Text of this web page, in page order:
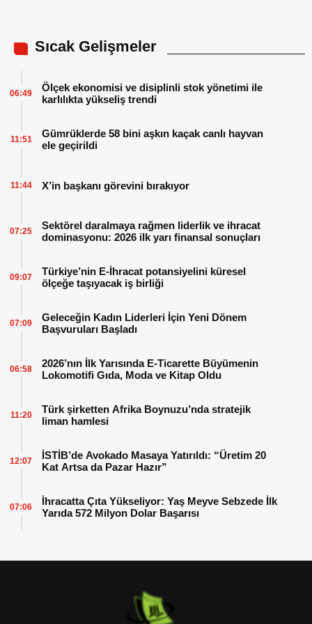
Sıcak Gelişmeler
Ölçek ekonomisi ve disiplinli stok yönetimi ile
karlılıkta yükseliş trendi
06:49
Gümrüklerde 58 bini aşkın kaçak canlı hayvan
ele geçirildi
11:51
X’in başkanı görevini bırakıyor
11:44
Sektörel daralmaya rağmen liderlik ve ihracat
dominasyonu: 2026 ilk yarı finansal sonuçları
07:25
Türkiye’nin E-İhracat potansiyelini küresel
ölçeğe taşıyacak iş birliği
09:07
Geleceğin Kadın Liderleri İçin Yeni Dönem
Başvuruları Başladı
07:09
2026’nın İlk Yarısında E-Ticarette Büyümenin
Lokomotifi Gıda, Moda ve Kitap Oldu
06:58
Türk şirketten Afrika Boynuzu’nda stratejik
liman hamlesi
11:20
İSTİB’de Avokado Masaya Yatırıldı: “Üretim 20
Kat Artsa da Pazar Hazır”
12:07
İhracatta Çıta Yükseliyor: Yaş Meyve Sebzede İlk
Yarıda 572 Milyon Dolar Başarısı
07:06